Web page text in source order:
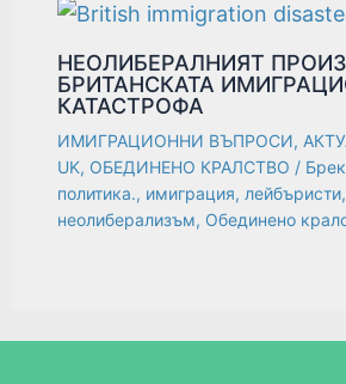
НЕОЛИБЕРАЛНИЯТ
БРИТАНСКАТА
КАТАСТРОФА
ИМИГРАЦИОННИ ВЪПРОСИ,
UK, ОБЕДИНЕНО КРАЛСТВО /
политика., имиграция,лейбъристи,
неолиберализъм, Обединено